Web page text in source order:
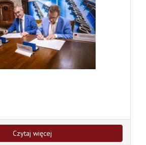
Czytaj więcej